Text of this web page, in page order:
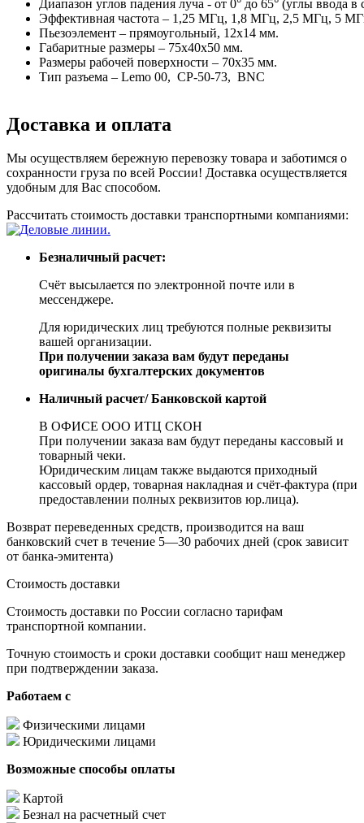
Диапазон углов падения луча - от 0° до 65° (углы ввода в
Эффективная частота – 1,25 МГц, 1,8 МГц, 2,5 МГц, 5
Пьезоэлемент – прямоугольный, 12x14 мм.
Габаритные размеры – 75x40x50 мм.
Размеры рабочей поверхности – 70x35 мм.
Тип разъема – Lemo 00, СР-50-73, BNC
Доставка и оплата
Мы осуществляем бережную перевозку товара и заботимся о
сохранности груза по всей России! Доставка осуществляется
удобным для Вас способом.
Рассчитать стоимость доставки транспортными компаниями:
Безналичный расчет:
Счёт высылается по электронной почте или в
мессенджере.
Для юридических лиц требуются полные реквизиты
вашей организации.
При получении заказа вам будут переданы
оригиналы бухгалтерских документов
Наличный расчет/ Банковской картой
В ОФИСЕ ООО ИТЦ СКОН
При получении заказа вам будут переданы кассовый и
товарный чеки.
Юридическим лицам также выдаются приходный
кассовый ордер, товарная накладная и счёт-фактура (при
предоставлении полных реквизитов юр.лица).
Возврат переведенных средств, производится на ваш
банковский счет в течение 5—30 рабочих дней (срок зависит
от банка-эмитента)
Стоимость доставки
Стоимость доставки по России согласно тарифам
транспортной компании.
Точную стоимость и сроки доставки сообщит наш менеджер
при подтверждении заказа.
Работаем с
Физическими лицами
Юридическими лицами
Возможные способы оплаты
Картой
Безнал на расчетный счет